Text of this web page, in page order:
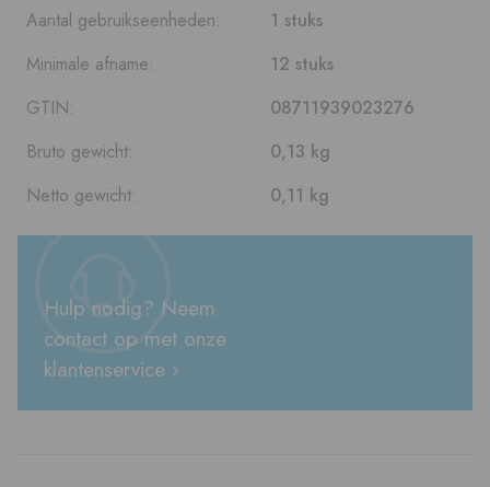
Aantal gebruikseenheden:
1 stuks
Minimale afname:
12 stuks
GTIN:
08711939023276
Bruto gewicht:
0,13 kg
Netto gewicht:
0,11 kg
Hulp nodig? Neem
contact op met onze
klantenservice ›